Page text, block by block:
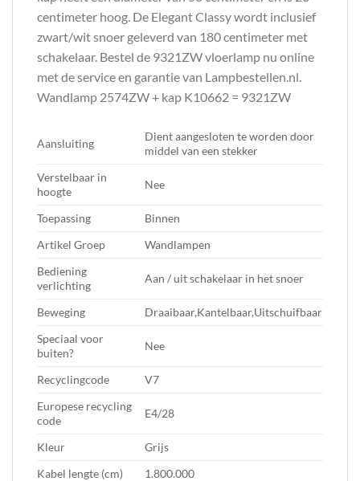
centimeter hoog. De Elegant Classy wordt inclusief
zwart/wit snoer geleverd van 180 centimeter met
schakelaar. Bestel de 9321ZW vloerlamp nu online
met de service en garantie van Lampbestellen.nl.
Wandlamp 2574ZW + kap K10662 = 9321ZW
Aansluiting
Dient aangesloten te worden door
middel van een stekker
Verstelbaar in
hoogte
Nee
Toepassing
Binnen
Artikel Groep
Wandlampen
Bediening
verlichting
Aan / uit schakelaar in het snoer
Beweging
Draaibaar,Kantelbaar,Uitschuifbaar
Speciaal voor
buiten?
Nee
Recyclingcode
V7
Europese recycling
code
E4/28
Kleur
Grijs
Kabel lengte (cm)
1.800.000